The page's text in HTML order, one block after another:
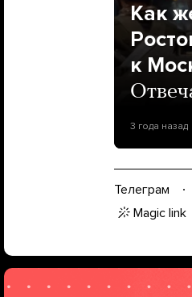
Как
к
3 года назад
Телеграм
Magic link